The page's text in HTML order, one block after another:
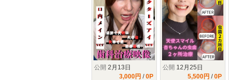
公開 2月13日
3,000円 /0P
公開 12月25日
5,500円 /0P